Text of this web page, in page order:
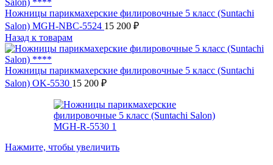
Ножницы парикмахерские филировочные 5 класс (Suntachi
Salon) MGH-NBC-5524 15 200 ₽
Назад к товарам
Ножницы парикмахерские филировочные 5 класс (Suntachi
Salon) OK-5530 15 200 ₽
Нажмите, чтобы увеличить